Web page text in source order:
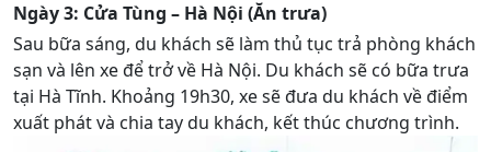
Ngày 3: Cửa Tùng – Hà Nội (Ăn trưa)
Sau bữa sáng, du khách sẽ làm thủ tục trả phòng khách
sạn và lên xe để trở về Hà Nội. Du khách sẽ có bữa trưa
tại Hà Tĩnh. Khoảng 19h30, xe sẽ đưa du khách về điểm
xuất phát và chia tay du khách, kết thúc chương trình.